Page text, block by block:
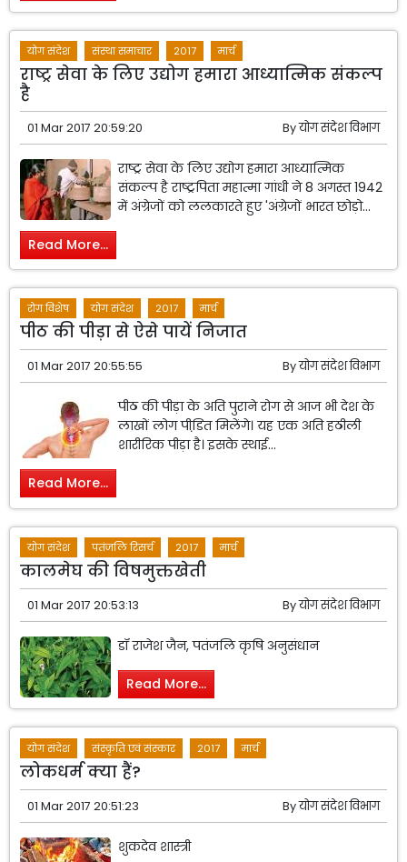
योग संदेश संस्था समाचार 2017 मार्च
राष्ट्र सेवा के लिए उद्योग हमारा आध्यात्मिक संकल्प
है
01 Mar 2017 20:59:20 Byयोग संदेश विभाग
राष्ट्र सेवा के लिए उद्योग हमारा आध्यात्मिक
संकल्प है राष्ट्रपिता महात्मा गांधी ने 8 अगस्त 1942
में अंग्रेजों को ललकारते हुए 'अंग्रेजों भारत छोड़ो...
Read More...
रोग विशेष योग संदेश 2017 मार्च
पीठ की पीड़ा से ऐसे पायें निजात
01 Mar 2017 20:55:55 Byयोग संदेश विभाग
पीठ की पीड़ा के अति पुराने रोग से आज भी देश के
लाखों लोग पीडि़त मिलेंगे। यह एक अति हठीली
शारीरिक पीड़ा है। इसके स्थाई...
Read More...
योग संदेश पतंजलि रिसर्च 2017 मार्च
कालमेघ की विषमुक्तखेती
01 Mar 2017 20:53:13 Byयोग संदेश विभाग
डॉ राजेश जैन, पतंजलि कृषि अनुसंधान
Read More...
योग संदेश संस्कृति एवं संस्कार 2017 मार्च
लोकधर्म क्या हैं?
01 Mar 2017 20:51:23 Byयोग संदेश विभाग
शुकदेव शास्त्री